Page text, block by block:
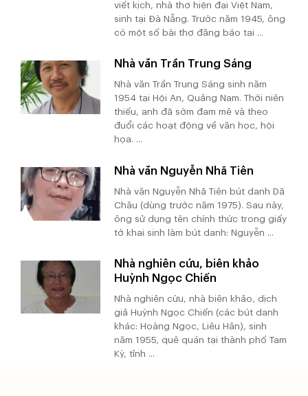
viết kịch, nhà thơ hiện đại Việt Nam,
sinh tại Đà Nẵng. Trước năm 1945, ông
có một số bài thơ đăng báo tại ...
Nhà văn Trần Trung Sáng
Nhà văn Trần Trung Sáng sinh năm
1954 tại Hội An, Quảng Nam. Thời niên
thiếu, anh đã sớm đam mê và theo
đuổi các hoạt động về văn học, hội
họa. ...
Nhà văn Nguyễn Nhã Tiên
Nhà văn Nguyễn Nhã Tiên bút danh Dã
Châu (dùng trước năm 1975). Sau này,
ông sử dụng tên chính thức trong giấy
tờ khai sinh làm bút danh: Nguyễn ...
Nhà nghiên cứu, biên khảo
Huỳnh Ngọc Chiến
Nhà nghiên cứu, nhà biên khảo, dịch
giả Huỳnh Ngọc Chiến (các bút danh
khác: Hoàng Ngọc, Liêu Hân), sinh
năm 1955, quê quán tại thành phố Tam
Kỳ, tỉnh ...